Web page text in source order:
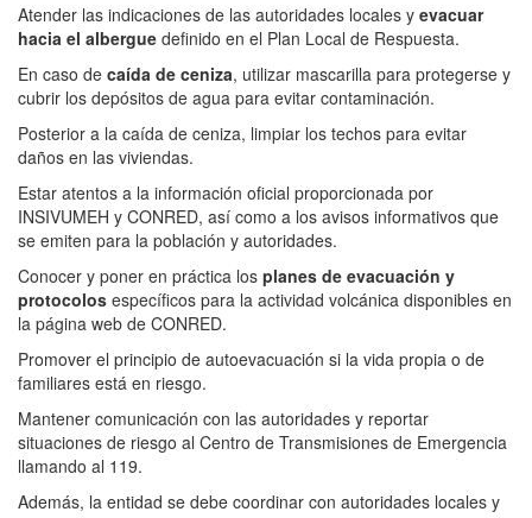
Atender las indicaciones de las autoridades locales y evacuar
hacia el albergue definido en el Plan Local de Respuesta.
En caso de caída de ceniza, utilizar mascarilla para protegerse y
cubrir los depósitos de agua para evitar contaminación.
Posterior a la caída de ceniza, limpiar los techos para evitar
daños en las viviendas.
Estar atentos a la información oficial proporcionada por
INSIVUMEH y CONRED, así como a los avisos informativos que
se emiten para la población y autoridades.
Conocer y poner en práctica los planes de evacuación y
protocolos específicos para la actividad volcánica disponibles en
la página web de CONRED.
Promover el principio de autoevacuación si la vida propia o de
familiares está en riesgo.
Mantener comunicación con las autoridades y reportar
situaciones de riesgo al Centro de Transmisiones de Emergencia
llamando al 119.
Además, la entidad se debe coordinar con autoridades locales y